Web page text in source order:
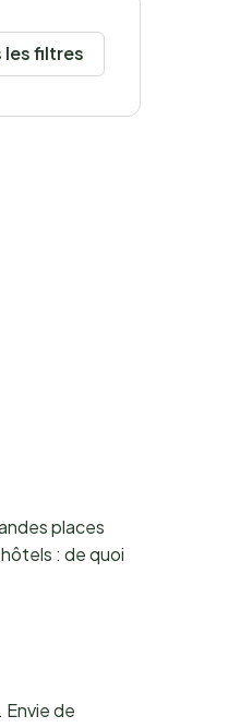
les filtres
places
: de quoi
de